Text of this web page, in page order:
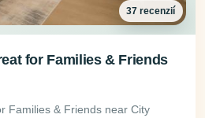
37 recenzií
for Families & Friends
Families & Friends near City